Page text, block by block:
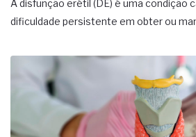
A disfunção erétil (DE) é uma condição
dificuldade persistente em obter ou